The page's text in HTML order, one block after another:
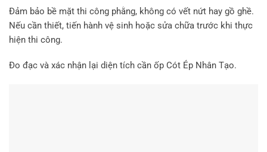
Đảm bảo bề mặt thi công phằng, không có vết nứt hay gồ ghề.
Nếu cần thiết, tiến hành vệ sinh hoặc sửa chữa trước khi thực
hiện thi công.
Đo đạc và xác nhận lại diện tích cần ốp Cót Ép Nhân Tạo.